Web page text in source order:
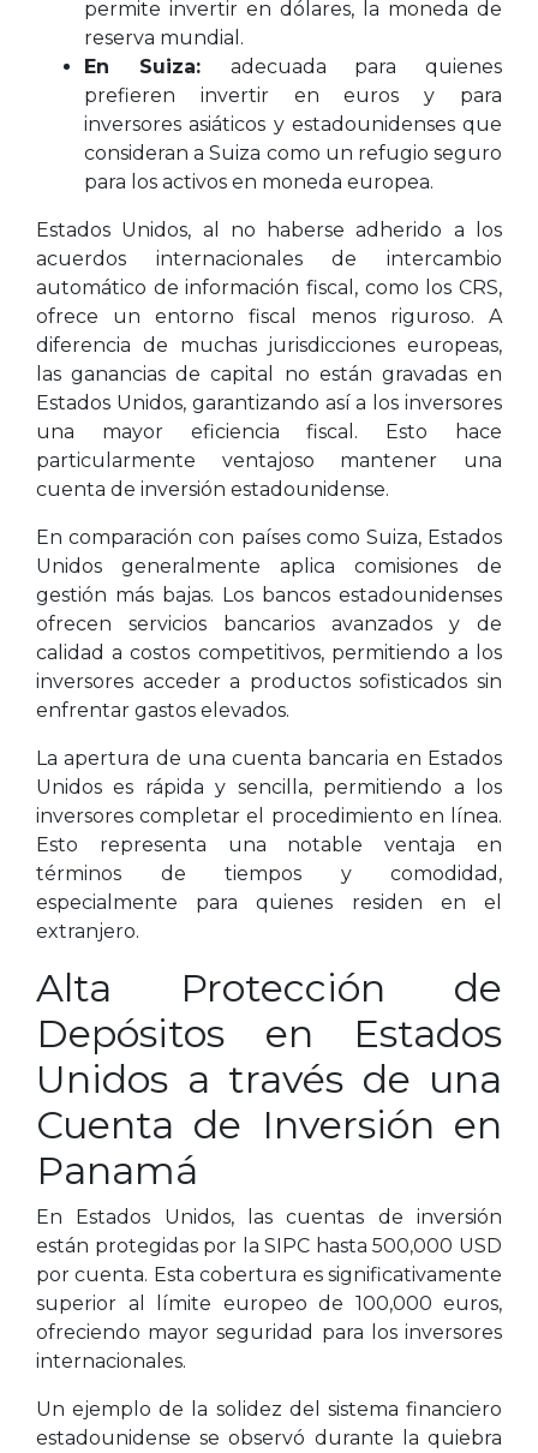
permite invertir en dólares, la moneda de
reserva mundial.
En Suiza: adecuada para quienes
prefieren invertir en euros y para
inversores asiáticos y estadounidenses que
consideran a Suiza como un refugio seguro
para los activos en moneda europea.
Estados Unidos, al no haberse adherido a los
acuerdos internacionales de intercambio
automático de información fiscal, como los CRS,
ofrece un entorno fiscal menos riguroso. A
diferencia de muchas jurisdicciones europeas,
las ganancias de capital no están gravadas en
Estados Unidos, garantizando así a los inversores
una mayor eficiencia fiscal. Esto hace
particularmente ventajoso mantener una
cuenta de inversión estadounidense.
En comparación con países como Suiza, Estados
Unidos generalmente aplica comisiones de
gestión más bajas. Los bancos estadounidenses
ofrecen servicios bancarios avanzados y de
calidad a costos competitivos, permitiendo a los
inversores acceder a productos sofisticados sin
enfrentar gastos elevados.
La apertura de una cuenta bancaria en Estados
Unidos es rápida y sencilla, permitiendo a los
inversores completar el procedimiento en línea.
Esto representa una notable ventaja en
términos de tiempos y comodidad,
especialmente para quienes residen en el
extranjero.
Alta Protección de
Depósitos en Estados
Unidos a través de una
Cuenta de Inversión en
Panamá
En Estados Unidos, las cuentas de inversión
están protegidas por la SIPC hasta 500,000 USD
por cuenta. Esta cobertura es significativamente
superior al límite europeo de 100,000 euros,
ofreciendo mayor seguridad para los inversores
internacionales.
Un ejemplo de la solidez del sistema financiero
estadounidense se observó durante la quiebra